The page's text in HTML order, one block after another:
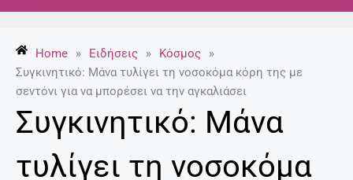
-
f
p
Home » Ειδήσεις » Κόσμος
»
Συγκινητικό: Μάνα τυλίγει τη νοσοκόμα κόρη της με
σεντόνι για να μπορέσει να την αγκαλιάσει
Συγκινητικό: Μάνα
τυλίγει τη νοσοκόμα